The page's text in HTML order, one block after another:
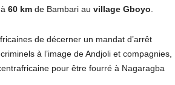
60 km de Bambari au village Gboyo
de décerner un mandat d’arrêt
à l’image de Andjoli et compagnies,
pour être fourré à Nagaragba